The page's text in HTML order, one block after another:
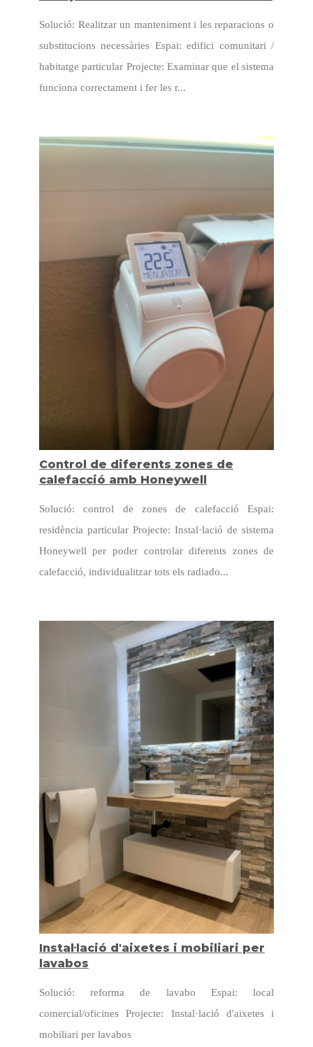
Solució: Realitzar un manteniment i les reparacions o
substitucions necessàries Espai: edifici comunitari /
habitatge particular Projecte: Examinar que el sistema
funciona correctament i fer les r...
Control de diferents zones de
calefacció amb Honeywell
Solució: control de zones de calefacció Espai:
residència particular Projecte: Instal·lació de sistema
Honeywell per poder controlar diferents zones de
calefacció, individualitzar tots els radiado...
Instal·lació d'aixetes i mobiliari per
lavabos
Solució: reforma de lavabo Espai: local
comercial/oficines Projecte: Instal·lació d'aixetes i
mobiliari per lavabos